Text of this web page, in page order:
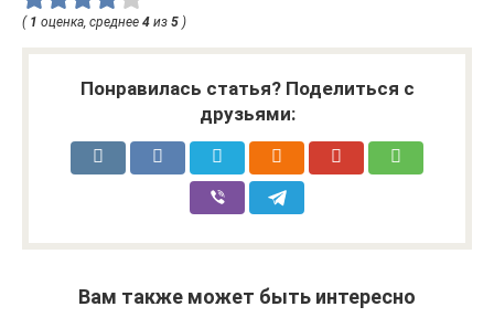
( 1 оценка, среднее 4 из 5 )
Понравилась статья? Поделиться с
друзьями:
Вам также может быть интересно